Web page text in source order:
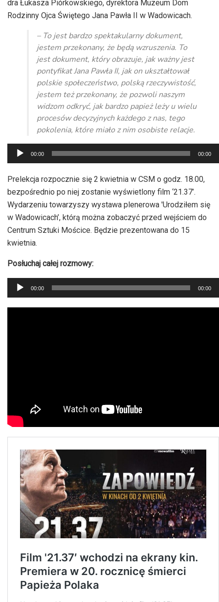
dra Łukasza Piórkowskiego, dyrektora Muzeum Dom
Rodzinny Ojca Świętego Jana Pawła II w Wadowicach.
– To jest bardzo spektakularny dokument,
jestem przekonany, że będą wzruszenia. To
jest dokument, który obrazuje, jak ważny jest
pontyfikat Jana Pawła II, jak on ukształtował
polskie społeczeństwo, polską rzeczywistość,
jestem też przekonany, że pozwoli naszym
widzom odkryć, jak bardzo papież leży u wielu
procesów decyzyjnych każdego z nas, tego
pokolenia, które miało z nim osobiste relacje.
Odtwarzacz
plików
dźwiękowych
00:00 00:00
Prelekcja rozpocznie się 2 kwietnia w CSM o godz. 18.00,
bezpośrednio po niej zostanie wyświetlony film ‘21.37’.
Wydarzeniu towarzyszy wystawa plenerowa 'Urodziłem się
w Wadowicach’, którą można zobaczyć przed wejściem do
Centrum Sztuki Mościce. Będzie prezentowana do 15
kwietnia.
Posłuchaj całej rozmowy:
Odtwarzacz
plików
dźwiękowych
00:00 00:00